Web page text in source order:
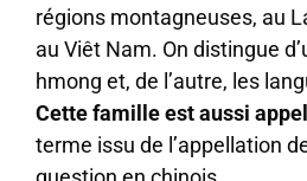
régions montagneuses, au
au Viêt Nam. On distingue
hmong et, de l’autre, les
Cette famille est aussi
terme issu de l’appellation